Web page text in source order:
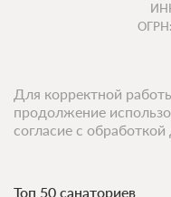
Топ 50 санаториев
Для корректной
продолжение
согласие с